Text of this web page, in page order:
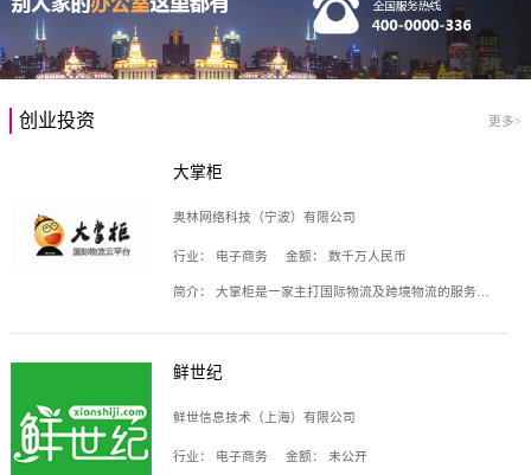
创业投资 更多>
大掌柜
奥林网络科技（宁波）有限公司
行业： 电子商务 金额： 数千万人民币
简介： 大掌柜是一家主打国际物流及跨境物流的服务云平台，致力于帮助全球国际物流企业在互联网上建立自己的平台，核心产品包括运价通、生意通、业务通、订舱通、招财通等，奥林网络科技（宁波）有限公司旗下产品。
鲜世纪
鲜世信息技术（上海）有限公司
行业： 电子商务 金额： 未公开